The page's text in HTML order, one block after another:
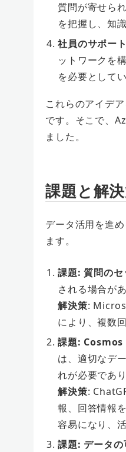
質問が寄せら
を把握し、知
社員のサポー
ットワークを
を必要として
これらのアイデ
です。そこで、
ました。
課題と解
データ活用を進
ます。
課題: 質問の
される場合が
解決策:
により、複数
課題: Cosmos
は、適切なデ
れが必要であ
解決策:
報、回答情報
容易になり、
課題: データの